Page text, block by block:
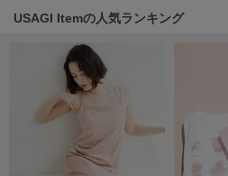
ナウンス
USAGI Itemの人気ランキング